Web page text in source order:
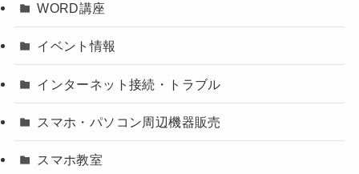
WORD講座
イベント情報
インターネット接続・トラブル
スマホ・パソコン周辺機器販売
スマホ教室